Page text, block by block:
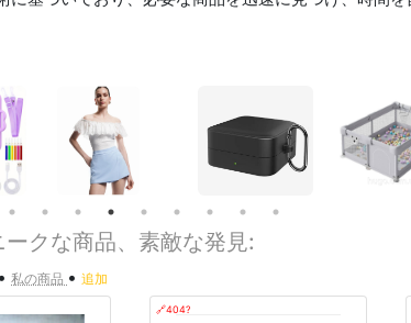
クな商品、素敵な発見:
• 私の商品 • 追加
🔗404?